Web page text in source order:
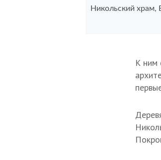
Никольский храм,
К ним